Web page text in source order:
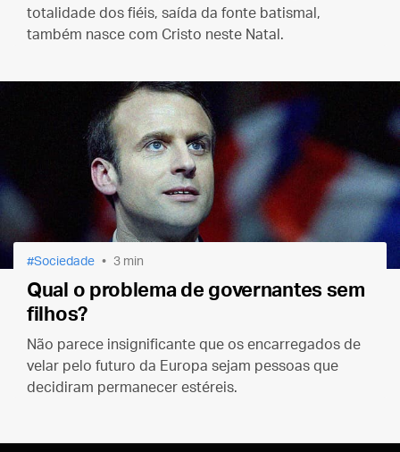
totalidade dos fiéis, saída da fonte batismal,
também nasce com Cristo neste Natal.
Sociedade 3 min
Qual o problema de governantes sem
filhos?
Não parece insignificante que os encarregados de
velar pelo futuro da Europa sejam pessoas que
decidiram permanecer estéreis.